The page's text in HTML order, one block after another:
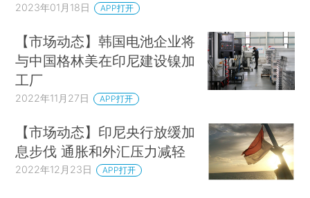
2023年01月18日 APP打开
【市场动态】韩国电池企业将
与中国格林美在印尼建设镍加
工厂
2022年11月27日 APP打开
【市场动态】印尼央行放缓加
息步伐 通胀和外汇压力减轻
2022年12月23日 APP打开